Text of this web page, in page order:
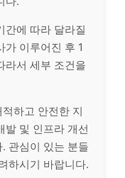
간에 따라 달라질
가 이루어진 후 1
라서 세부 조건을
하고 안전한 지
발 및 인프라 개선
관심이 있는 분들
하시기 바랍니다.